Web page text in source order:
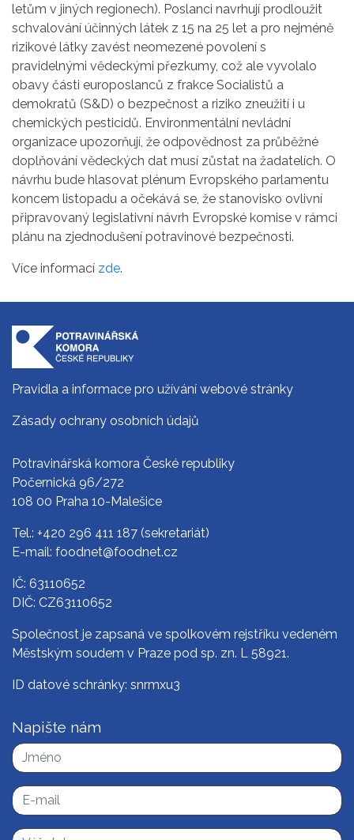
letům v jiných regionech). Poslanci navrhují prodloužit
schvalování účinných látek z 15 na 25 let a pro nejméně
rizikové látky zavést neomezené povolení s
pravidelnými vědeckými přezkumy, což ale vyvolalo
obavy části europoslanců z frakce Socialistů a
demokratů (S&D) o bezpečnost a riziko zneužití i u
chemických pesticidů. Environmentální nevládní
organizace upozorňují, že odpovědnost za průběžné
doplňování vědeckých dat musí zůstat na žadatelích. O
návrhu bude hlasovat plénum Evropského parlamentu
koncem listopadu a očekává se, že stanovisko ovlivní
připravovaný legislativní návrh Evropské komise v rámci
plánu na zjednodušení potravinové bezpečnosti.
Více informací zde.
Pravidla a informace pro užívání webové stránky
Zásady ochrany osobních údajů
Potravinářská komora České republiky
Počernická 96/272
108 00 Praha 10-Malešice
Tel.: +420 296 411 187 (sekretariát)
E-mail: foodnet@foodnet.cz
IČ: 63110652
DIČ: CZ63110652
Společnost je zapsaná ve spolkovém rejstříku vedeném
Městským soudem v Praze pod sp. zn. L 58921.
ID datové schránky: snrmxu3
Napište nám